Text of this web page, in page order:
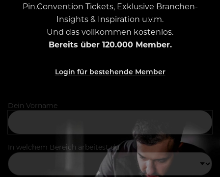
Pin.Convention Tickets, Exklusive Branchen-
Insights & Inspiration u.v.m.
Und das vollkommen kostenlos.
Bereits über 120.000 Member.
Login für bestehende Member
Dein Vorname
In welchem Bereich arbeitest du